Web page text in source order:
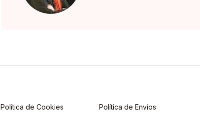
Política de Cookies Política de Envíos